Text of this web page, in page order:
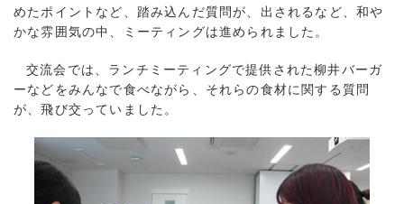
めたポイントなど、踏み込んだ質問が、出されるなど、和や
かな雰囲気の中、ミーティングは進められました。
交流会では、ランチミーティングで提供された柳井バーガ
ーなどをみんなで食べながら、それらの食材に関する質問
が、飛び交っていました。